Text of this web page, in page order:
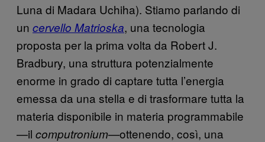
Luna di Madara Uchiha). Stiamo parlando di
un cervello Matrioska, una tecnologia
proposta per la prima volta da Robert J.
Bradbury, una struttura potenzialmente
enorme in grado di captare tutta l’energia
emessa da una stella e di trasformare tutta la
materia disponibile in materia programmabile
—il computronium—ottenendo, così, una